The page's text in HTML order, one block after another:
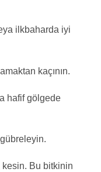
ilkbaharda iyi
kaçının.
hafif gölgede
kesin. Bu bitkinin